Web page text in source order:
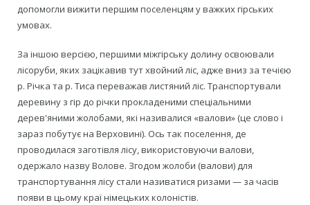
допомогли вижити першим поселенцям у важких гірських
умовах.
За іншою версією, першими міжгірську долину освоювали
лісоруби, яких зацікавив тут хвойний ліс, адже вниз за течією
р. Річка та р. Тиса переважав листяний ліс. Транспортували
деревину з гір до річки прокладеними спеціальними
дерев'яними жолобами, які називалися «валови» (це слово і
зараз побутує на Верховині). Ось так поселення, де
проводилася заготівля лісу, використовуючи валови,
одержало назву Волове. Згодом жолоби (валови) для
транспортування лісу стали називатися ризами — за часів
появи в цьому краї німецьких колоністів.